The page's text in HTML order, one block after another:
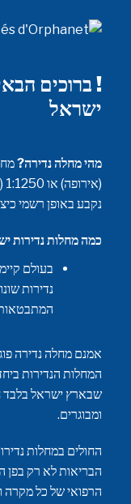
ישראל
מהי מחלה נדירה?
נקבע באופן רשמי
כמה מחלות נדירות יש?
נדירות
המתבטאות
אמנם מחלה נדירה
שבארץ ישראל בלבד
ומבוגרים.
החולים במחלות
הבריאות לא רק בפן
הרפואי של כל מקרה